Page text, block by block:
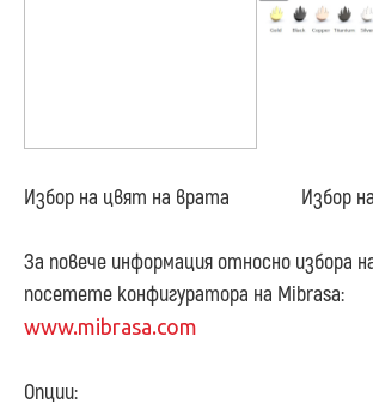
Избор на цвят на врата Избор на
За повече информация относно избора
посетете конфигуратора на Mibrasa:
www.mibrasa.com
Опции: